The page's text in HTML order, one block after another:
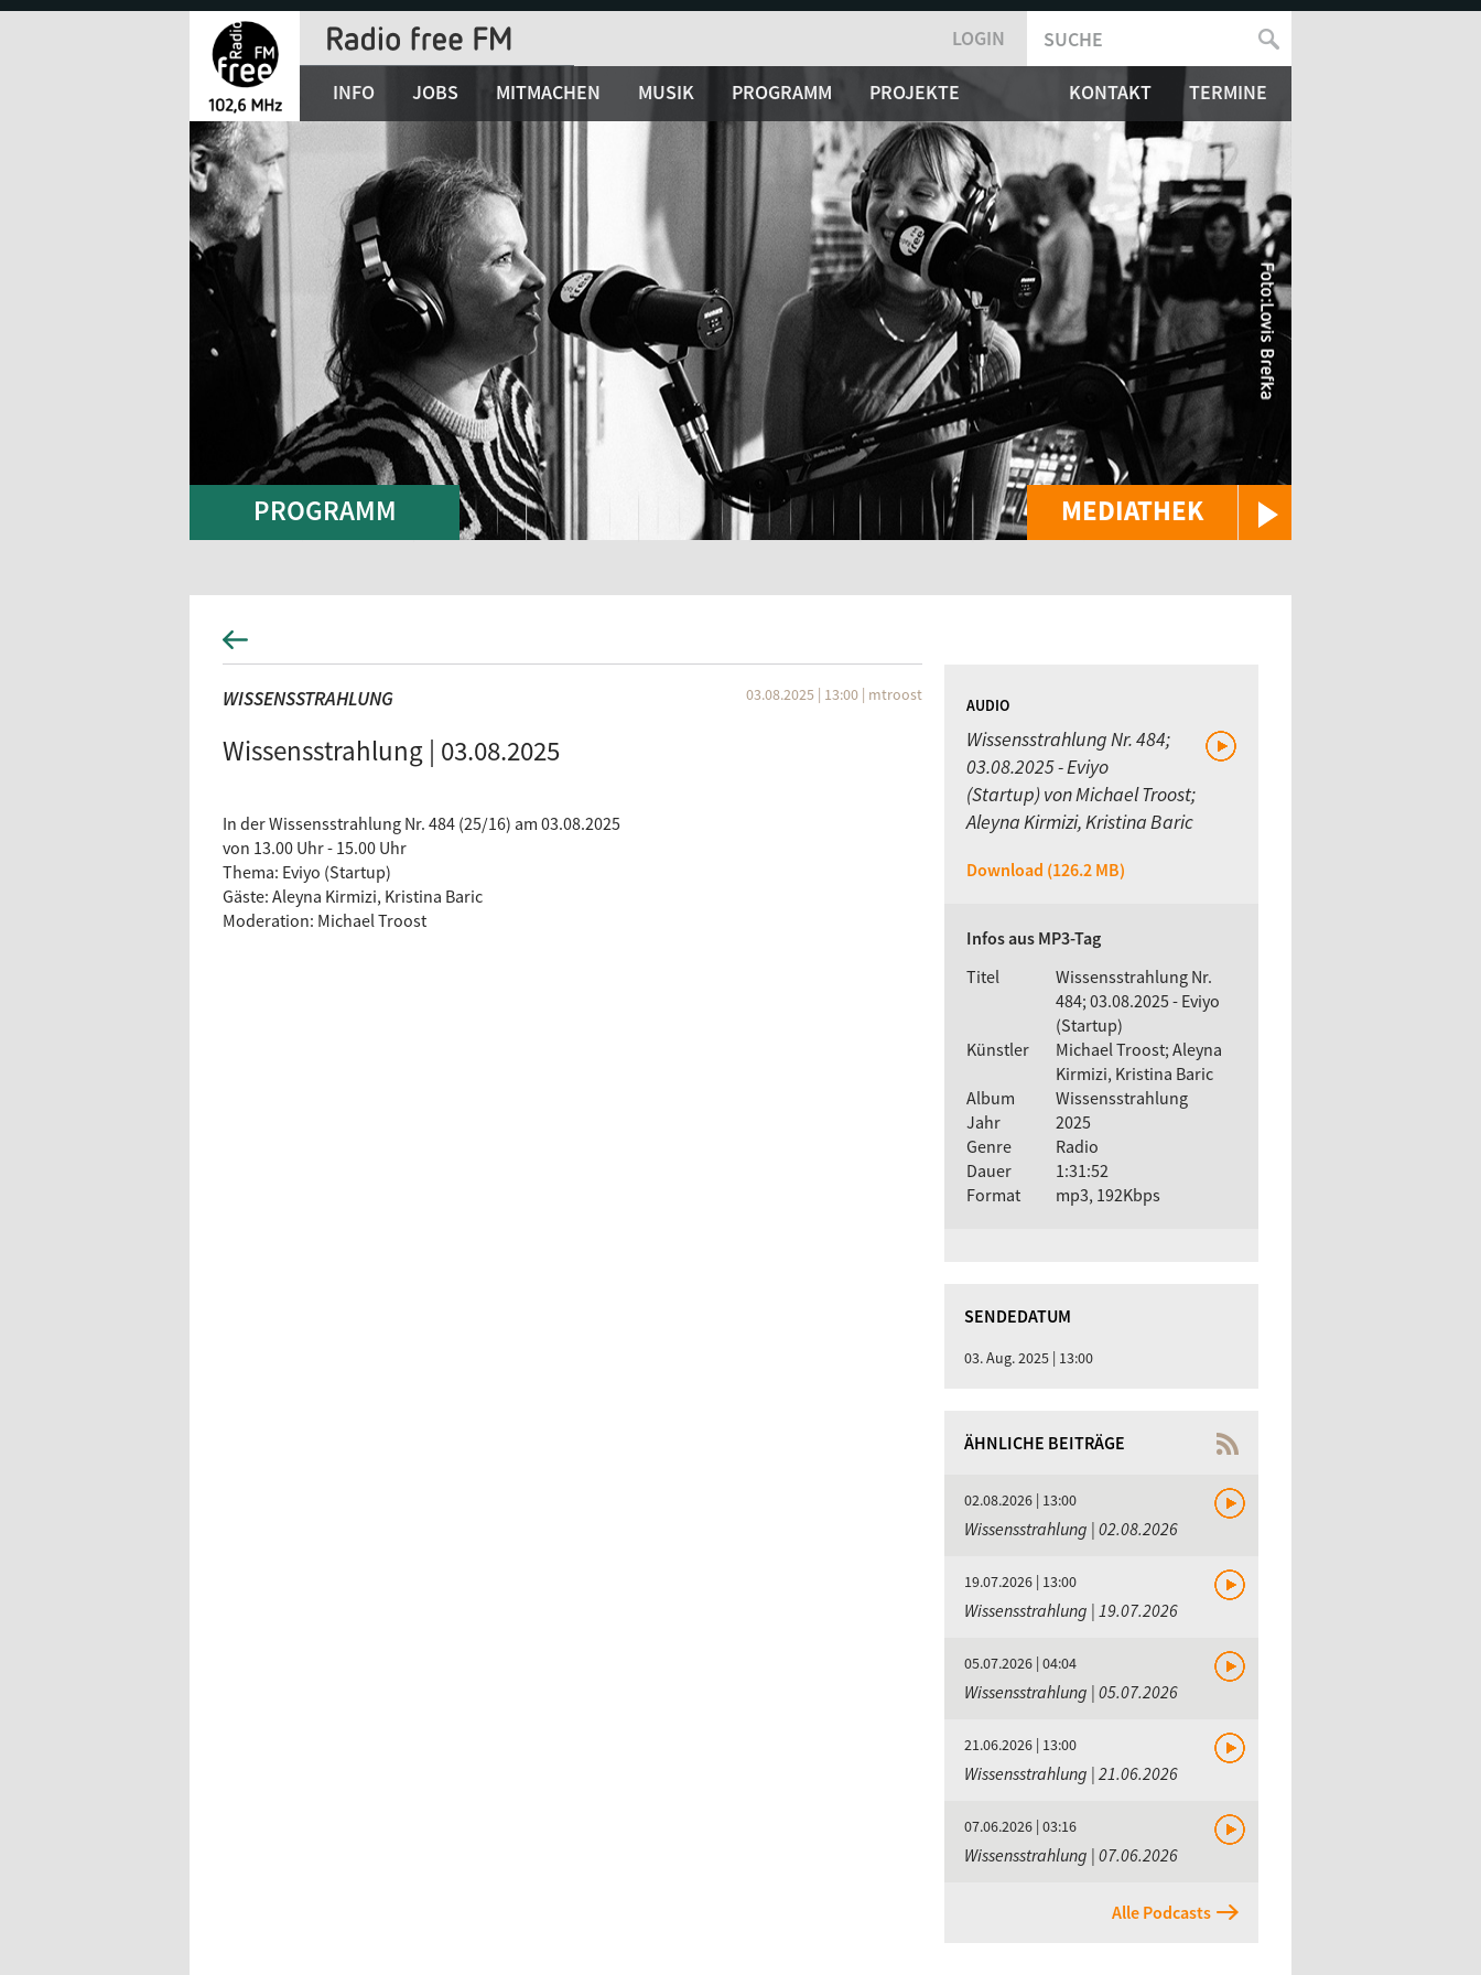
Jump
MEDIATHEK
LOGIN
SUCHFORMULAR
SUCHE
INFO JOBS MITMACHEN MUSIK PROGRAMM PROJEKTE KONTAKT TERMINE
PROGRAMM
WISSENSSTRAHLUNG 03.08.2025 | 13:00 | mtroost
Wissensstrahlung | 03.08.2025
In der Wissensstrahlung Nr. 484 (25/16) am 03.08.2025
von 13.00 Uhr - 15.00 Uhr
Thema: Eviyo (Startup)
Gäste: Aleyna Kirmizi, Kristina Baric
Moderation: Michael Troost
AUDIO
Wissensstrahlung Nr. 484;
03.08.2025 - Eviyo
(Startup) von Michael Troost;
Aleyna Kirmizi, Kristina Baric
Download (126.2 MB)
Infos aus MP3-Tag
Titel
Wissensstrahlung Nr.
484; 03.08.2025 - Eviyo
(Startup)
Künstler
Michael Troost; Aleyna
Kirmizi, Kristina Baric
Album
Wissensstrahlung
Jahr
2025
Genre
Radio
Dauer
1:31:52
Format
mp3, 192Kbps
SENDEDATUM
03. Aug. 2025 | 13:00
ÄHNLICHE BEITRÄGE
02.08.2026 | 13:00
Wissensstrahlung | 02.08.2026
19.07.2026 | 13:00
Wissensstrahlung | 19.07.2026
05.07.2026 | 04:04
Wissensstrahlung | 05.07.2026
21.06.2026 | 13:00
Wissensstrahlung | 21.06.2026
07.06.2026 | 03:16
Wissensstrahlung | 07.06.2026
Alle Podcasts